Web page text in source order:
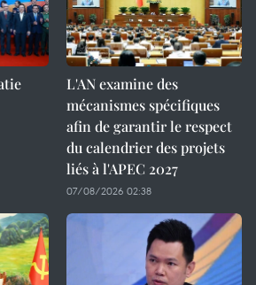
L'AN examine des
mécanismes spécifiques
afin de garantir le respect
du calendrier des projets
liés à l'APEC 2027
07/08/2026 02:38